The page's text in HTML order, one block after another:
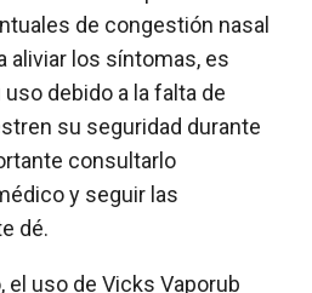
de congestión nasal
aliviar los síntomas, es
debido a la falta de
su seguridad durante
consultarlo
y seguir las
dé.
el uso de Vicks Vaporub